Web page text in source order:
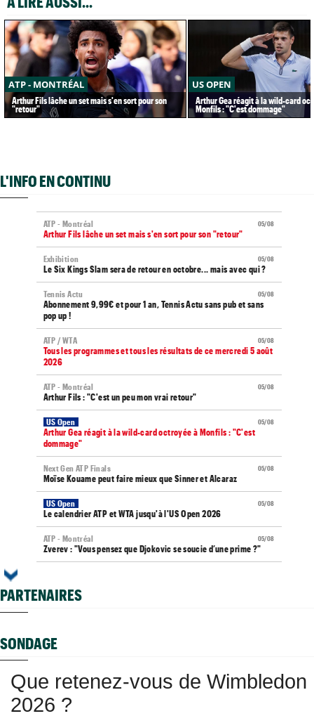
ATP - MONTRÉAL
Arthur Fils lâche un set mais s'en sort pour son
"retour"
US OPEN
Arthur Gea réagit à la wild-card
Monfils : "C'est dommage"
L'INFO EN CONTINU
05/08
ATP - Montréal
Arthur Fils lâche un set mais s'en sort pour son "retour"
05/08
Exhibition
Le Six Kings Slam sera de retour en octobre... mais avec qui ?
05/08
Tennis Actu
Abonnement 9,99€ et pour 1 an, Tennis Actu sans pub et sans
pop up !
05/08
ATP / WTA
Tous les programmes et tous les résultats de ce mercredi 5 août
2026
05/08
ATP - Montréal
Arthur Fils : "C'est un peu mon vrai retour"
05/08
US Open
Arthur Gea réagit à la wild-card octroyée à Monfils : "C'est
dommage"
05/08
Next Gen ATP Finals
Moïse Kouame peut faire mieux que Sinner et Alcaraz
05/08
US Open
Le calendrier ATP et WTA jusqu'à l'US Open 2026
05/08
ATP - Montréal
Zverev : "Vous pensez que Djokovic se soucie d’une prime ?"
Vancouver (CH)
05/08
Jeunes
Les Bleus U16 montent sur le podium au Touquet
PARTENAIRES
SONDAGE
Que retenez-vous de Wimbledon
2026 ?